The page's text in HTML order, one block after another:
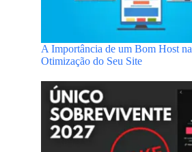
A Importância de um Bom Host na
Otimização do Seu Site